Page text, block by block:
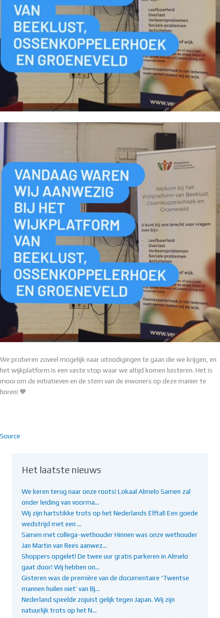
We proberen zoveel mogelijk naar uitnodigingen te gaan die we krijgen, en
het wijkplatform is een vaste stop waar we altijd komen luisteren. Het is
mooi om de initiatieven en de stem van de inwoners op deze manier te
horen! 🧡
Source
Het laatste nieuws
We keren terug naar onze roots! Lokaal Almelo Samen zal
onder leiding van voorma…
Wij zijn hartstikke trots op het Nederlands Elftal! Een goede
wedstrijd met een …
Samen met collega-wethouder Hinnen was onze wethouder
Jan Martin van Rees aanwez…
Shoppers opgelet! De twee uur gratis parkeren in Almelo
gaat door! Wij hebben on…
Gisteren was de première van de documentaire ‘Twentse
mannen huilen niet’ van Bj…
Nederland speelde zojuist gelijk tegen Japan. Wij zijn
natuurlijk trots op het N…